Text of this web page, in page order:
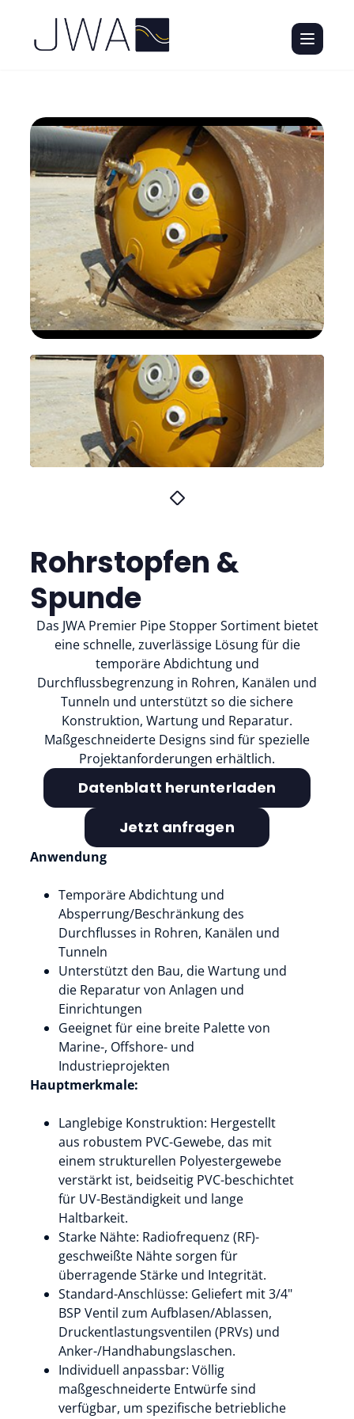
Rohrstopfen &
Spunde
Das JWA Premier Pipe Stopper Sortiment bietet
eine schnelle, zuverlässige Lösung für die
temporäre Abdichtung und
Durchflussbegrenzung in Rohren, Kanälen und
Tunneln und unterstützt so die sichere
Konstruktion, Wartung und Reparatur.
Maßgeschneiderte Designs sind für spezielle
Projektanforderungen erhältlich.
Datenblatt herunterladen
Jetzt anfragen
Anwendung
Temporäre Abdichtung und
Absperrung/Beschränkung des
Durchflusses in Rohren, Kanälen und
Tunneln
Unterstützt den Bau, die Wartung und
die Reparatur von Anlagen und
Einrichtungen
Geeignet für eine breite Palette von
Marine-, Offshore- und
Industrieprojekten
Hauptmerkmale:
Langlebige Konstruktion: Hergestellt
aus robustem PVC-Gewebe, das mit
einem strukturellen Polyestergewebe
verstärkt ist, beidseitig PVC-beschichtet
für UV-Beständigkeit und lange
Haltbarkeit.
Starke Nähte: Radiofrequenz (RF)-
geschweißte Nähte sorgen für
überragende Stärke und Integrität.
Standard-Anschlüsse: Geliefert mit 3/4"
BSP Ventil zum Aufblasen/Ablassen,
Druckentlastungsventilen (PRVs) und
Anker-/Handhabungslaschen.
Individuell anpassbar: Völlig
maßgeschneiderte Entwürfe sind
verfügbar, um spezifische betriebliche